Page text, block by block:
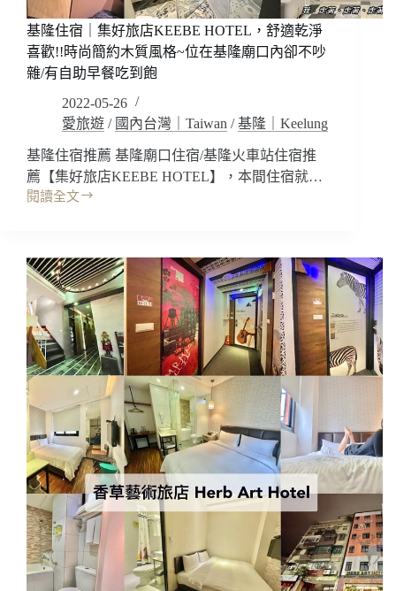
店
老
屋
重
建，
讓
喜
歡!!
基
住
宿/
基
隆
廟
口
住
宿
基隆住宿｜集好旅店KEEBE HOTEL，舒適乾淨
喜歡!!時尚簡約木質風格~位在基隆廟口內卻不吵
雜/有自助早餐吃到飽
2022-05-26
愛旅遊 / 國內台灣｜Taiwan /基隆｜Keelung
基隆住宿推薦 基隆廟口住宿/基隆火車站住宿推
薦【集好旅店KEEBE HOTEL】，本間住宿就…
閱讀全文
基
宿
｜
集
好
旅
店
KEEBE
HOTEL，
舒
乾
淨
喜
歡!!
時
尚
簡
約